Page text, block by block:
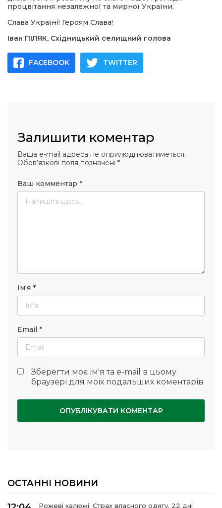
процвітання незалежної та мирної України.
Слава Україні! Героям Слава!
Іван ПІЛЯК, Східницький селищний голова
FACEBOOK TWITTER
Залишити коментар
Ваша e-mail адреса не оприлюднюватиметься.
Обов’язкові поля позначені *
Ваш комментар *
Ім'я *
Email *
Зберегти моє ім'я та e-mail в цьому
браузері для моїх подальших коментарів.
ОСТАННІ НОВИНИ
Рожеві калюжі. Страх власного одягу. 22 дні